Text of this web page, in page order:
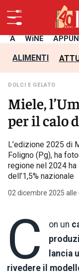
WiNE
ALIMENTI
DOLCI E GELATO
Miele,
per il calo
L’edizione 2025 di
Foligno (Pg), ha
regione nel 2024
dell’1,5% nazionale
02 dicembre 2025 alle
C on un
lancia
rivedere il